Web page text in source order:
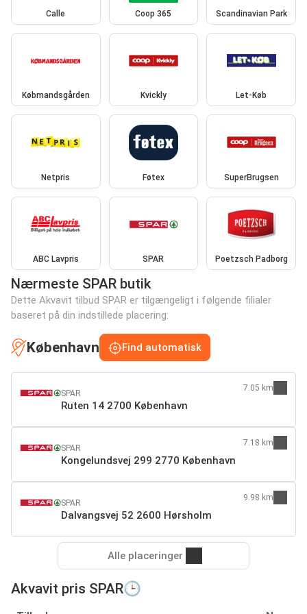
Calle Coop 365 Scandinavian Park
Købmandsgården Kvickly Let-Køb
Netpris Føtex SuperBrugsen
ABC Lavpris SPAR Poetzsch Padborg
Nærmeste SPAR butik
Dette Akvavit tilbud SPAR er tilgængeligt i følgende filialer
baseret på din indstillede placering:
København Find automatisk
SPAR
Ruten 14 2700 København
7.05 km
SPAR
Kongelundsvej 299 2770 København
7.18 km
SPAR
Dalvangsvej 52 2600 Hørsholm
9.98 km
Alle placeringer
Akvavit pris SPAR🕒